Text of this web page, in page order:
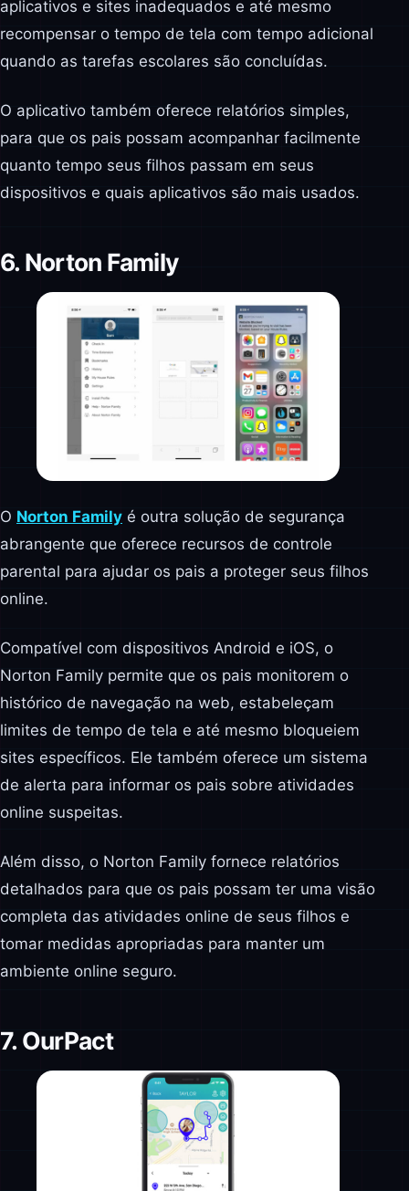
aplicativos e sites inadequados e até mesmo
recompensar o tempo de tela com tempo adicional
quando as tarefas escolares são concluídas.
O aplicativo também oferece relatórios simples,
para que os pais possam acompanhar facilmente
quanto tempo seus filhos passam em seus
dispositivos e quais aplicativos são mais usados.
6. Norton Family
O Norton Family é outra solução de segurança
abrangente que oferece recursos de controle
parental para ajudar os pais a proteger seus filhos
online.
Compatível com dispositivos Android e iOS, o
Norton Family permite que os pais monitorem o
histórico de navegação na web, estabeleçam
limites de tempo de tela e até mesmo bloqueiem
sites específicos. Ele também oferece um sistema
de alerta para informar os pais sobre atividades
online suspeitas.
Além disso, o Norton Family fornece relatórios
detalhados para que os pais possam ter uma visão
completa das atividades online de seus filhos e
tomar medidas apropriadas para manter um
ambiente online seguro.
7. OurPact